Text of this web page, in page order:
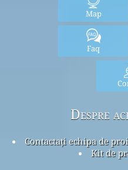
Map
Faq
Despre
Contactați echipa de
Kit de